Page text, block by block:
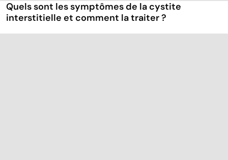
Quels sont les symptômes de la cystite
interstitielle et comment la traiter ?